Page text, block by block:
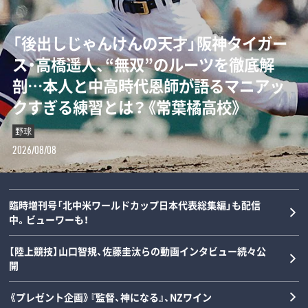
「“0－0信仰”を払拭せよ」ミハイロ・ペト
ロヴィッチが注目する3人の日本人指導
者とは？「松橋力蔵さんは新潟で…」【イ
ンタビュー】
サッカー
2026/08/08
「後出しじゃんけんの天才」阪神タイガー
ス・高橋遥人、“無双”のルーツを徹底解
剖…本人と中高時代恩師が語るマニアッ
クすぎる練習とは？《常葉橘高校》
野球
2026/08/08
ダルビッシュの夏を終わらせた三塁手…
22年後に浮かべた“笑顔”と“涙”の理由
とは？《最強右腕「甲子園ラストゲーム」
の真実》
野球
2026/08/07
「女の子が男装して校内へ!?」荒木大輔と
斎藤佑樹が語る甲子園フィーバーと“あ
の夏の匂い”「早実は横浜と同じタイプで
した」《スペシャル対談》
野球
2026/08/06
臨時増刊号「北中米ワールドカップ日本代表総集編」も配信
中。ビューワーも！
【陸上競技】山口智規、佐藤圭汰らの動画インタビュー続々公
開
《プレゼント企画》『監督、神になる』、NZワイン